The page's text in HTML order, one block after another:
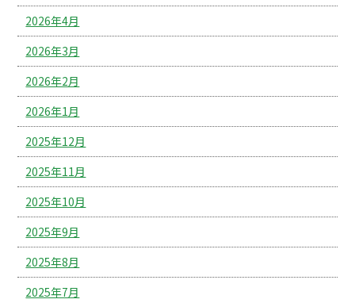
2026年4月
2026年3月
2026年2月
2026年1月
2025年12月
2025年11月
2025年10月
2025年9月
2025年8月
2025年7月